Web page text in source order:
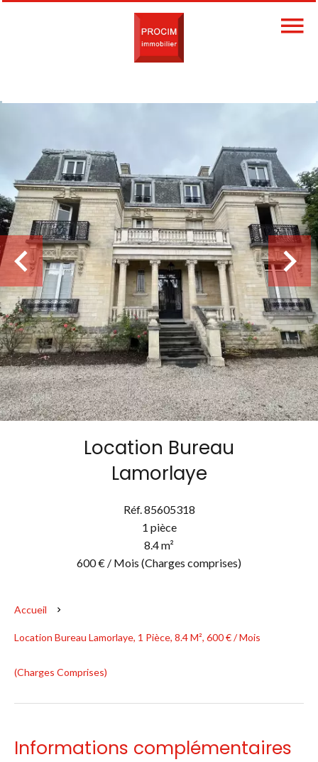
Location Bureau
Lamorlaye
Réf. 85605318
1 pièce
8.4 m²
600 € / Mois (Charges comprises)
Accueil
Location Bureau Lamorlaye, 1 Pièce, 8.4 M², 600 € / Mois
(Charges Comprises)
Informations complémentaires